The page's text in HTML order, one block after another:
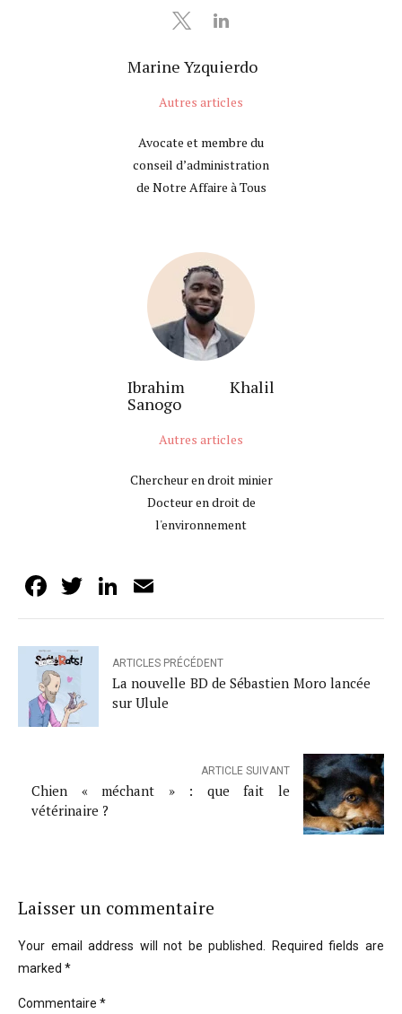
Marine Yzquierdo
Autres articles
Avocate et membre du
conseil d’administration
de Notre Affaire à Tous
Ibrahim Khalil
Sanogo
Autres articles
Chercheur en droit minier
Docteur en droit de
l'environnement
Facebook
TwitterLinkedIn
ARTICLES PRÉCÉDENT
La nouvelle BD de Sébastien Moro lancée
sur Ulule
ARTICLE SUIVANT
Chien « méchant » : que fait le
vétérinaire ?
Laisser un commentaire
Your email address will not be published. Required fields are
marked *
Commentaire *